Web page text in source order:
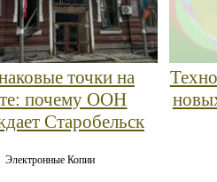
точки на
почему ООН
Старобельск
Электронные Копии